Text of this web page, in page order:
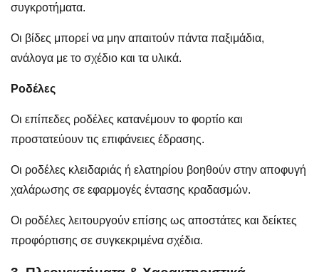
συγκροτήματα.
Οι βίδες μπορεί να μην απαιτούν πάντα παξιμάδια,
ανάλογα με το σχέδιο και τα υλικά.
Ροδέλες
Οι επίπεδες ροδέλες κατανέμουν το φορτίο και
προστατεύουν τις επιφάνειες έδρασης.
Οι ροδέλες κλειδαριάς ή ελατηρίου βοηθούν στην αποφυγή
χαλάρωσης σε εφαρμογές έντασης κραδασμών.
Οι ροδέλες λειτουργούν επίσης ως αποστάτες και δείκτες
προφόρτισης σε συγκεκριμένα σχέδια.